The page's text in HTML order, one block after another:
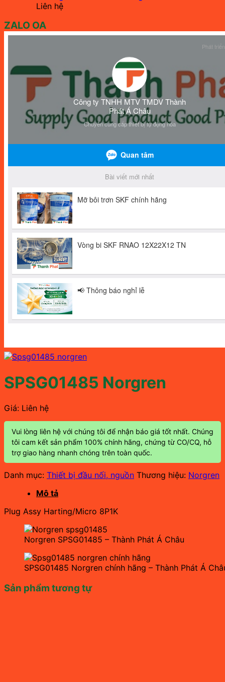
Liên hệ
ZALO OA
SPSG01485 Norgren
Giá: Liên hệ
Vui lòng liên hệ với chúng tôi để nhận báo giá tốt nhất. Chúng
tôi cam kết sản phẩm 100% chính hãng, chứng từ CO/CQ, hỗ
trợ giao hàng nhanh chóng trên toàn quốc.
Danh mục: Thiết bị đầu nối, nguồn Thương hiệu: Norgren
Mô tả
Plug Assy Harting/Micro 8P1K
Norgren SPSG01485 – Thành Phát Á Châu
SPSG01485 Norgren chính hãng – Thành Phát Á
Sản phẩm tương tự